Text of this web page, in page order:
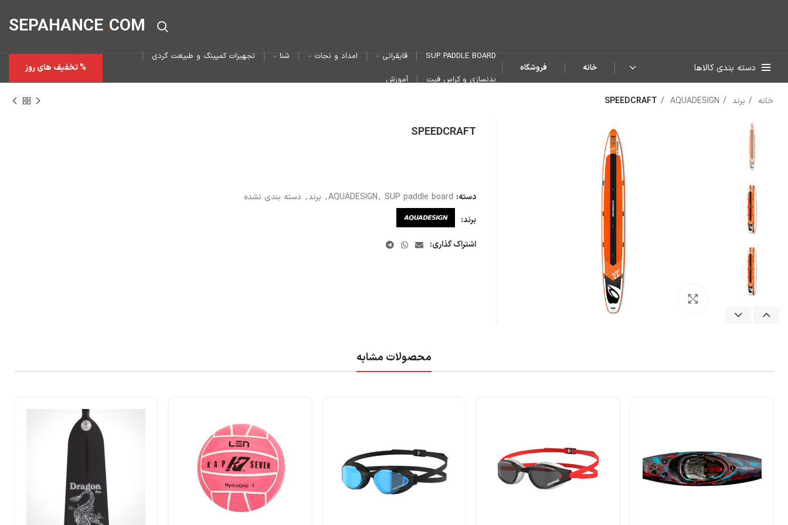
SEPAHANCE.COM
دسته بندی کالاها خانه فروشگاه
SUP PADDLE BOARD قایقرانی امداد و نجات شنا
تجهیزات کمپینگ و طبیعت گردی
بدنسازی و کراس فیت
آموزش
% تخفیف های روز
خانه برند AQUADESIGN
SPEEDCRAFT
SPEEDCRAFT
دسته: AQUADESIGN, SUP paddle board
, برند, دسته بندی نشده
برند:
اشتراک گذاری:
محصولات مشابه